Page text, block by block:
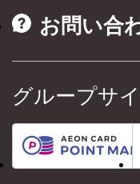
お問い合
グループサ